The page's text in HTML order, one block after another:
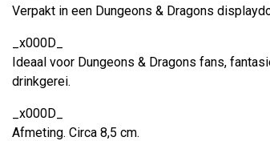
Verpakt in een Dungeons & Dragons
_x000D_
Ideaal voor Dungeons & Dragons fans,
drinkgerei.
_x000D_
Afmeting. Circa 8,5 cm.